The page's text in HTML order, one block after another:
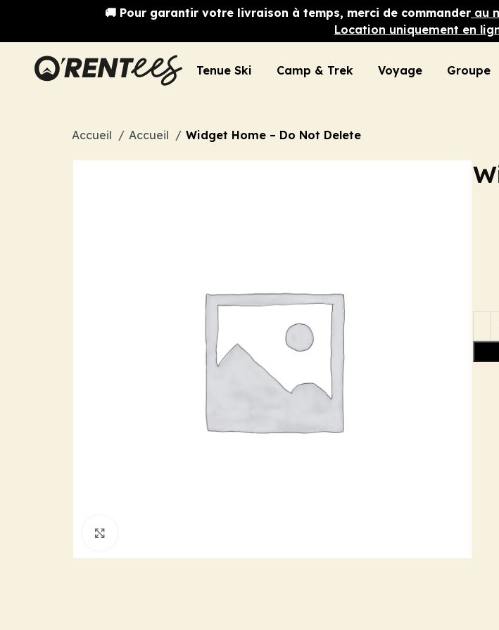
🚚 Pour garantir votre livraison à temps, merci de commander au
Location uniquement en
Tenue Ski Camp & Trek Voyage Groupe
Accueil Accueil Widget Home – Do Not Delete